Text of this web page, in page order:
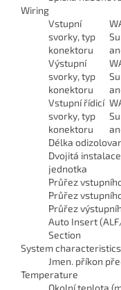
Wiring
Vstupní
svorky, typ
konektoru
Výstupní
svorky, typ
konektoru
Vstupní řídicí
svorky, typ
konektoru
Délka
Dvojitá
jednotka
Průřez
Průřez
Průřez
Auto Insert
Section
System characteristics
Jmen. příkon
Temperature
Okolní teplota